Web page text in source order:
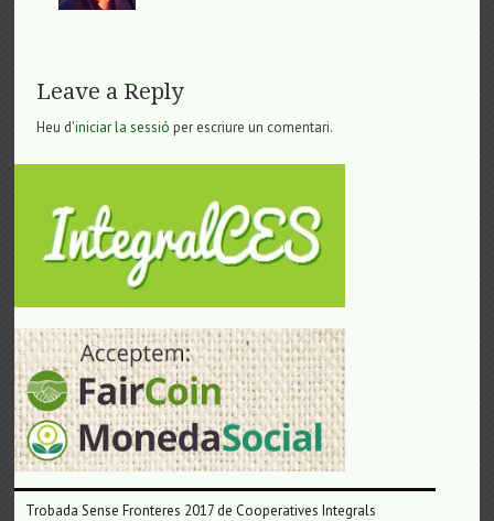
Leave a Reply
Heu d'iniciar la sessió per escriure un comentari.
Trobada Sense Fronteres 2017 de Cooperatives Integrals